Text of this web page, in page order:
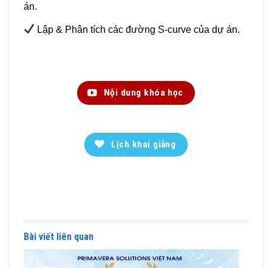
án.
Lập & Phân tích các đường S-curve của dự án.
Nội dung khóa học
Lịch khai giảng
Bài viết liên quan